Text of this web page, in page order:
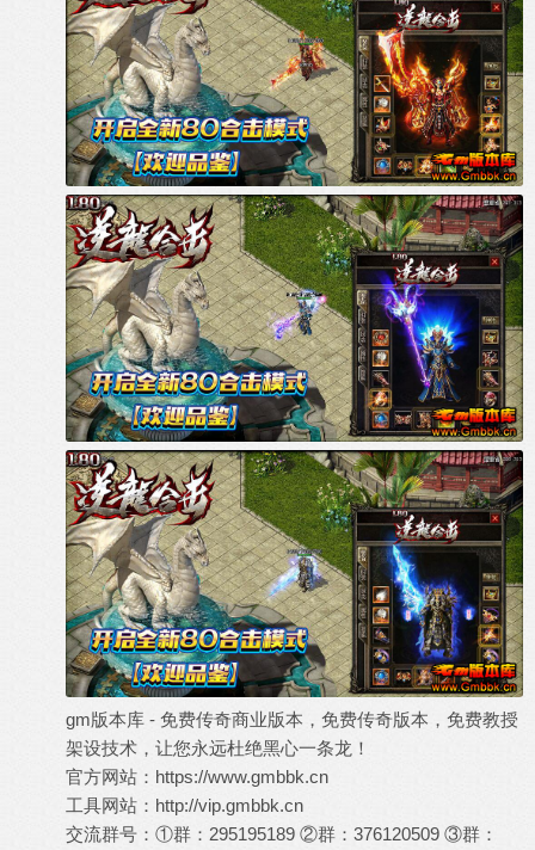
gm版本库 - 免费传奇商业版本，免费传奇版本 ，免费教授
架设技术，让您永远杜绝黑心一条龙！
官方网站： https://www.gmbbk.cn
工具网站： http://vip.gmbbk.cn
交流群号：①群：295195189 ②群：376120509 ③群：